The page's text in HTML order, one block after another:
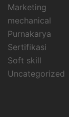
Marketing
mechanical
Purnakarya
Sertifikasi
Soft skill
Uncategorized